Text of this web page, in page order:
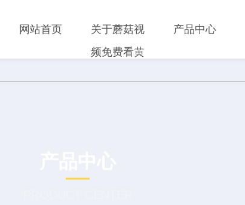
网站首页
关于蘑菇视
频免费看黄
产品中心